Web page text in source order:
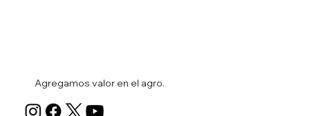
Agregamos valor en el agro.